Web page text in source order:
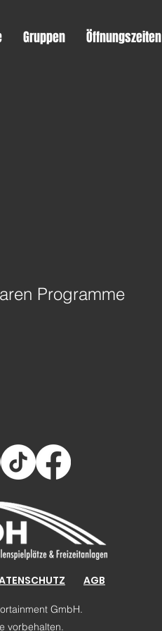
Gruppen Öffnungszeiten
Programme
AGB
GmbH.
vorbehalten.